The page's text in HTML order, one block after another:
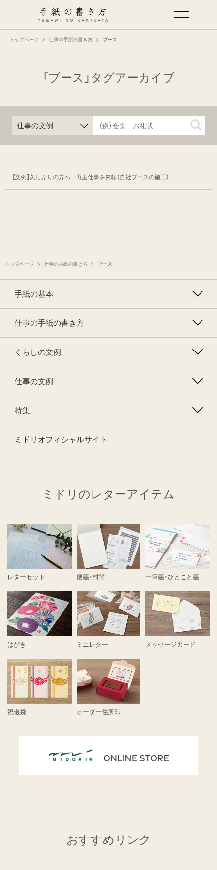
トップページ 仕事の手紙の書き方 ブース
「ブース」タグアーカイブ
【文例】久しぶりの方へ 再度仕事を依頼（自社ブースの施工）
トップページ 仕事の手紙の書き方 ブース
手紙の基本
仕事の手紙の書き方
くらしの文例
仕事の文例
特集
ミドリオフィシャルサイト
ミドリのレターアイテム
レターセット 便箋・封筒 一筆箋・ひとこと箋
はがき ミニレター メッセージカード
祝儀袋 オーダー住所印
おすすめリンク
手紙の基本
仕事の手紙の書き方
特集
ミドリオフィシャルサイト